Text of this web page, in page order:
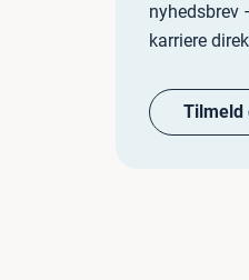
nyhedsbrev
karriere
Tilmeld